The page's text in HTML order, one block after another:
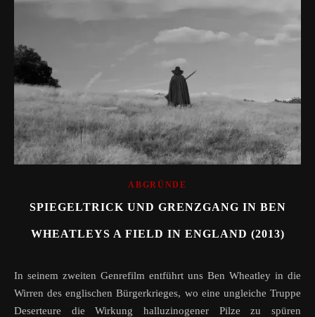
ABGRÜNDE
SPIEGELTRICK UND GRENZGANG IN BEN
WHEATLEYS A FIELD IN ENGLAND (2013)
In seinem zweiten Genrefilm entführt uns Ben Wheatley in die
Wirren des englischen Bürgerkrieges, wo eine ungleiche Truppe
Deserteure die Wirkung halluzinogener Pilze zu spüren